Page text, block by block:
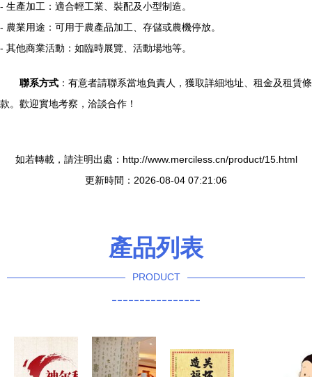
- 生產加工：適合輕工業、裝配及小型制造。
- 農業用途：可用于農產品加工、存儲或農機停放。
- 其他商業活動：如臨時展覽、活動場地等。
聯系方式 ：有意者請聯系當地負責人，獲取詳細地址、租金及租賃條
款。歡迎實地考察，洽談合作！
如若轉載，請注明出處：http://www.merciless.cn/product/15.html
更新時間：2026-08-04 07:21:06
產品列表
PRODUCT
----------------